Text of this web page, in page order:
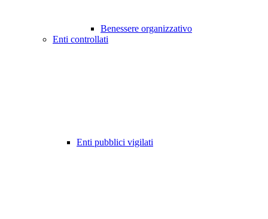
Benessere organizzativo
Enti controllati
Enti pubblici vigilati